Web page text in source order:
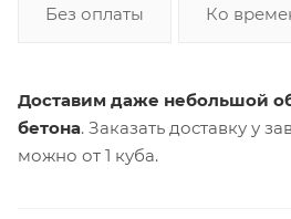
Без оплаты Ко
Доставим даже небольшой
бетона. Заказать доставку у
можно от 1 куба.